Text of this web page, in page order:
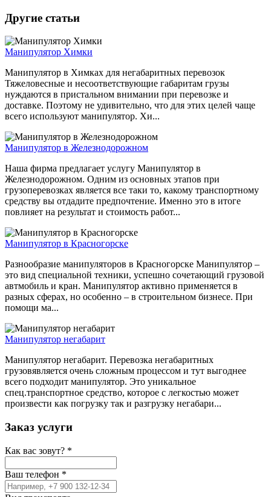
Другие статьи
Манипулятор Химки
Манипулятор в Химках для негабаритных перевозок
Тяжеловесные и несоответствующие габаритам грузы
нуждаются в пристальном внимании при перевозке и
доставке. Поэтому не удивительно, что для этих целей чаще
всего используют манипулятор. Хи...
Манипулятор в Железнодорожном
Наша фирма предлагает услугу Манипулятор в
Железнодорожном. Одним из основных этапов при
грузоперевозках является все таки то, какому транспортному
средству вы отдадите предпочтение. Именно это в итоге
повлияет на результат и стоимость работ...
Манипулятор в Красногорске
Разнообразие манипуляторов в Красногорске Манипулятор –
это вид специальной техники, успешно сочетающий грузовой
автмобиль и кран. Манипулятор активно применяется в
разных сферах, но особенно – в строительном бизнесе. При
помощи ма...
Манипулятор негабарит
Манипулятор негабарит. Перевозка негабаритных
грузовявляется очень сложным процессом и тут выгоднее
всего подходит манипулятор. Это уникальное
спец.транспортное средство, которое с легкостью может
произвести как погрузку так и разгрузку негабари...
Заказ услуги
Как вас зовут? *
Ваш телефон *